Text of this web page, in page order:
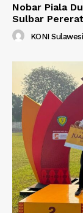
Nobar Piala
Sulbar
KONI